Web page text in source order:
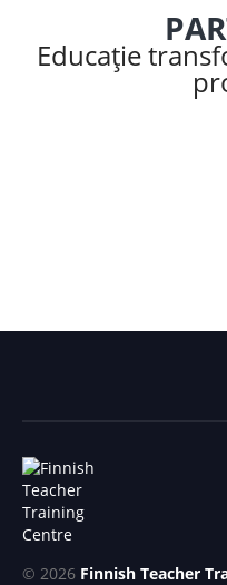
Educație
© 2026 Finnish Teacher